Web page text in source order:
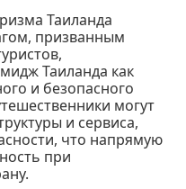
Таиланда
призванным
Таиланда как
и безопасного
могут
и сервиса,
что напрямую
при